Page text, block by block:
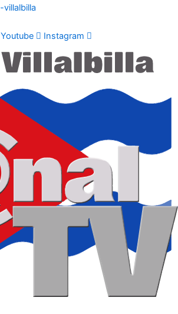
Youtube Instagram